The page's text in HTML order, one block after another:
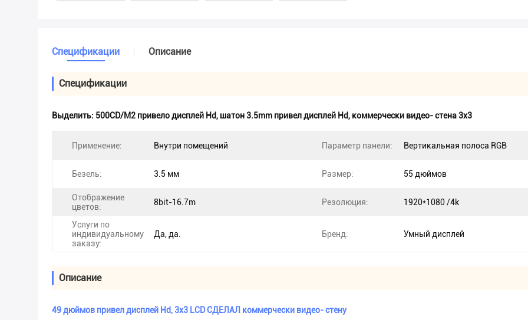
Спецификации Описание
Спецификации
Выделить: 500CD/M2 привело дисплей Hd, шатон 3.5mm привел дисплей Hd, коммерчески видео- стена 3x3
Применение: Внутри помещений Параметр панели: Вертикальная полоса RGB
Безель: 3.5 мм Размер: 55 дюймов
Отображение
цветов:
8bit-16.7m Резолюция: 1920*1080 /4k
Услуги по
индивидуальному
заказу:
Да, да. Бренд: Умный дисплей
Описание
49 дюймов привел дисплей Hd, 3x3 LCD СДЕЛАЛ коммерчески видео- стену